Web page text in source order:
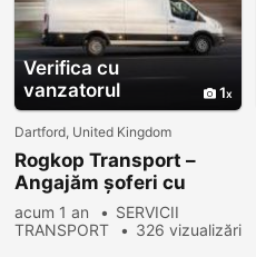
Verifica cu
vanzatorul
1
Dartford, United Kingdom
Rogkop Transport –
Angajăm șoferi cu
experiență și începători
acum 1 an
SERVICII
TRANSPORT
326 vizualizări